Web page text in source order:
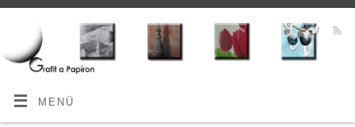
MENÜ